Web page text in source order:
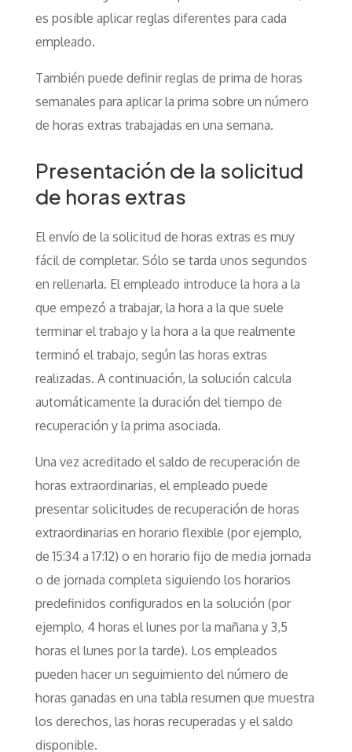
es posible aplicar reglas diferentes para cada
empleado.
También puede definir reglas de prima de horas
semanales para aplicar la prima sobre un número
de horas extras trabajadas en una semana.
Presentación de la solicitud
de horas extras
El envío de la solicitud de horas extras es muy
fácil de completar. Sólo se tarda unos segundos
en rellenarla. El empleado introduce la hora a la
que empezó a trabajar, la hora a la que suele
terminar el trabajo y la hora a la que realmente
terminó el trabajo, según las horas extras
realizadas. A continuación, la solución calcula
automáticamente la duración del tiempo de
recuperación y la prima asociada.
Una vez acreditado el saldo de recuperación de
horas extraordinarias, el empleado puede
presentar solicitudes de recuperación de horas
extraordinarias en horario flexible (por ejemplo,
de 15:34 a 17:12) o en horario fijo de media jornada
o de jornada completa siguiendo los horarios
predefinidos configurados en la solución (por
ejemplo, 4 horas el lunes por la mañana y 3,5
horas el lunes por la tarde). Los empleados
pueden hacer un seguimiento del número de
horas ganadas en una tabla resumen que muestra
los derechos, las horas recuperadas y el saldo
disponible.